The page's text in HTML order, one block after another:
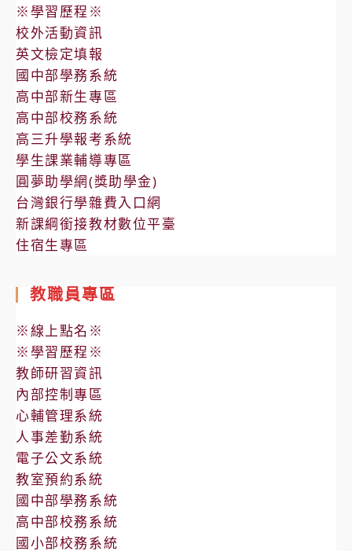
※學習歷程※
校外活動資訊
英文檢定填報
國中部學務系統
高中部新生專區
高中部校務系統
高三升學報考系統
學生課業輔導專區
圓夢助學網(獎助學金)
台灣銀行學雜費入口網
新課綱銜接教材數位平臺
住宿生專區
教職員專區
※線上點名※
※學習歷程※
教師研習資訊
內部控制專區
心輔管理系統
人事差勤系統
電子公文系統
教室預約系統
國中部學務系統
高中部校務系統
國小部校務系統